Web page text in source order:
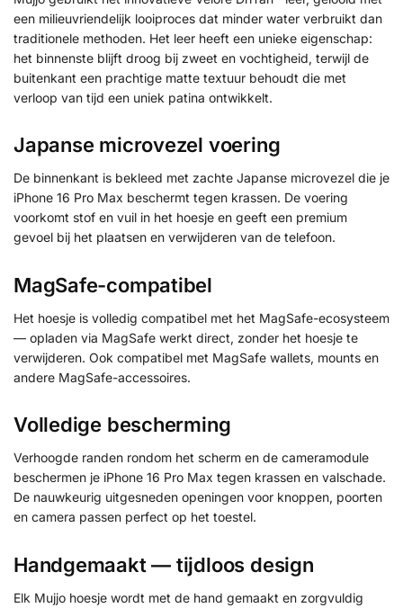
een milieuvriendelijk looiproces dat minder water verbruikt dan
traditionele methoden. Het leer heeft een unieke eigenschap:
het binnenste blijft droog bij zweet en vochtigheid, terwijl de
buitenkant een prachtige matte textuur behoudt die met
verloop van tijd een uniek patina ontwikkelt.
Japanse microvezel voering
De binnenkant is bekleed met zachte Japanse microvezel die je
iPhone 16 Pro Max beschermt tegen krassen. De voering
voorkomt stof en vuil in het hoesje en geeft een premium
gevoel bij het plaatsen en verwijderen van de telefoon.
MagSafe-compatibel
Het hoesje is volledig compatibel met het MagSafe-ecosysteem
— opladen via MagSafe werkt direct, zonder het hoesje te
verwijderen. Ook compatibel met MagSafe wallets, mounts en
andere MagSafe-accessoires.
Volledige bescherming
Verhoogde randen rondom het scherm en de cameramodule
beschermen je iPhone 16 Pro Max tegen krassen en valschade.
De nauwkeurig uitgesneden openingen voor knoppen, poorten
en camera passen perfect op het toestel.
Handgemaakt — tijdloos design
Elk Mujjo hoesje wordt met de hand gemaakt en zorgvuldig